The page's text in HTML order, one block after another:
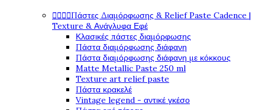
   Πάστες Διαμόρφωσης & Relief Paste Cadence |
Texture & Ανάγλυφα Εφέ
Κλασικές πάστες διαμόρφωσης
Πάστα διαμόρφωσης διάφανη
Πάστα διαμόρφωσης διάφανη με κόκκους
Matte Metallic Paste 250 ml
Texture art relief paste
Πάστα κρακελέ
Vintage legend - αντικέ γκέσο